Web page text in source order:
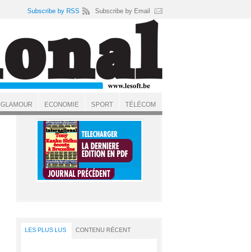
LES PLUS LUS CONTENU RÉCENT
Subscribe by RSS Subscribe by Email
GLAMOUR ECONOMIE SPORT TÉLÉCOM